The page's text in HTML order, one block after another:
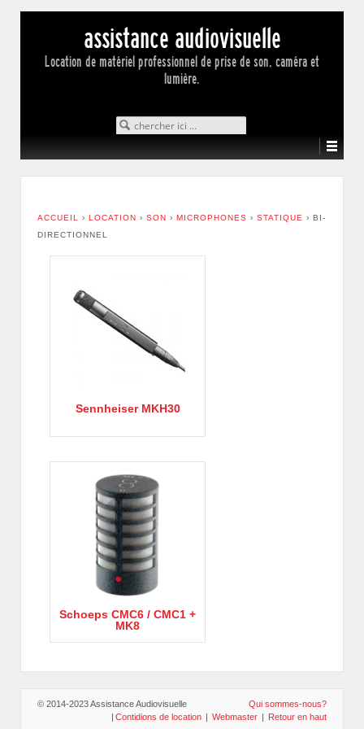
assistance audiovisuelle
Location de matériel professionnel de prise de son, caméra et
lumière.
Search for:
ACCUEIL › LOCATION › SON › MICROPHONES › STATIQUE › BI-
DIRECTIONNEL
Sennheiser MKH30
Schoeps CMC6 / CMC1 +
MK8
© 2014-2023 Assistance Audiovisuelle
Qui sommes-nous?
| Contidions de location | Webmaster | Retour en haut